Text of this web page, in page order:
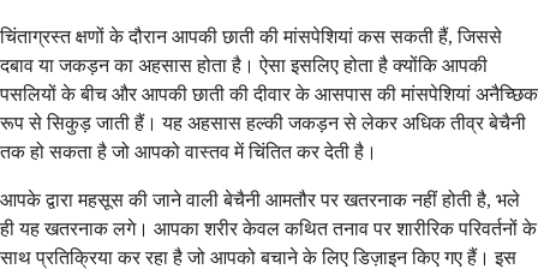
चिंताग्रस्त क्षणों के दौरान आपकी छाती की मांसपेशियां कस सकती हैं, जिससे
दबाव या जकड़न का अहसास होता है। ऐसा इसलिए होता है क्योंकि आपकी
पसलियों के बीच और आपकी छाती की दीवार के आसपास की मांसपेशियां अनैच्छिक
रूप से सिकुड़ जाती हैं। यह अहसास हल्की जकड़न से लेकर अधिक तीव्र बेचैनी
तक हो सकता है जो आपको वास्तव में चिंतित कर देती है।
आपके द्वारा महसूस की जाने वाली बेचैनी आमतौर पर खतरनाक नहीं होती है, भले
ही यह खतरनाक लगे। आपका शरीर केवल कथित तनाव पर शारीरिक परिवर्तनों के
साथ प्रतिक्रिया कर रहा है जो आपको बचाने के लिए डिज़ाइन किए गए हैं। इस